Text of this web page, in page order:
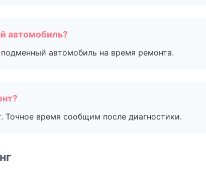
автомобиль?
автомобиль на время ремонта.
Точное время сообщим после диагностики.